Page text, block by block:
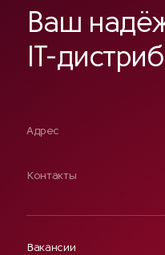
Ваш
IT-
Адрес
Контакты
Вакансии